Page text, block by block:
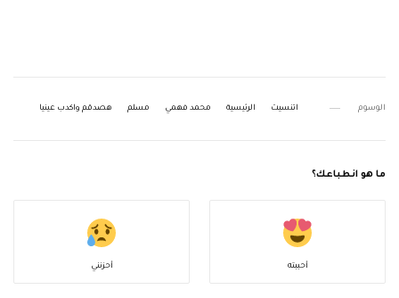
الوسوم اتنسيت الرئيسية محمد فهمي مسلم هصدقم واكدب عينيا
ما هو انطباعك؟
أحببته أحزنني